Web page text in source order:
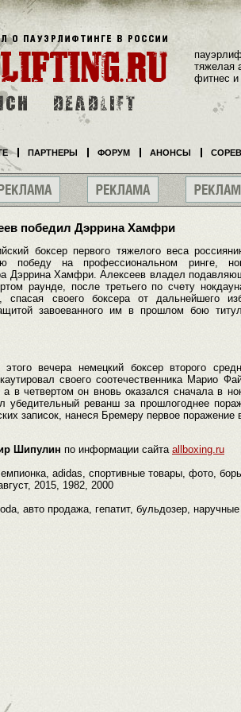
победил Дэррина Хамфри
боксер первого тяжелого веса
победу на профессиональном ринге,
Дэррина Хамфри. Алексеев владел
раунде, после третьего по счету
спасая своего боксера от дальнейшего
завоеванного им в прошлом бою
этого вечера немецкий боксер второго
своего соотечественника Марио
а в четвертом он вновь оказался сначала в
убедительный реванш за прошлогоднее
записок, нанеся Бремеру первое поражение
Шипулин по информации сайта allboxing.ru
adidas, спортивные товары, фото,
2015, 1982, 2000
авто продажа, гепатит, бульдозер,
тяжелая
фитнес и
ПАРТНЕРЫ ФОРУМ АНОНСЫ